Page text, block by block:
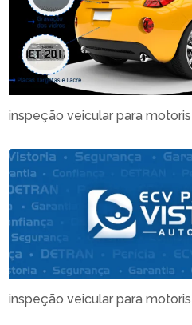
inspeção veicular para
inspeção veicular para